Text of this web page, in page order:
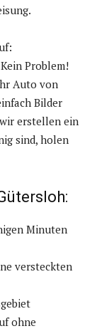
Problem!
Auto von
Bilder
erstellen ein
sind, holen
Minuten
versteckten
ohne